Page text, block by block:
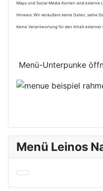
Maps und Social Media Konten sind externe
Hinweis: Wir veräußern keine Daten, siehe
Keine Verantwortung für den Inhalt externer
Menü-Unterpunke
Menü Leinos